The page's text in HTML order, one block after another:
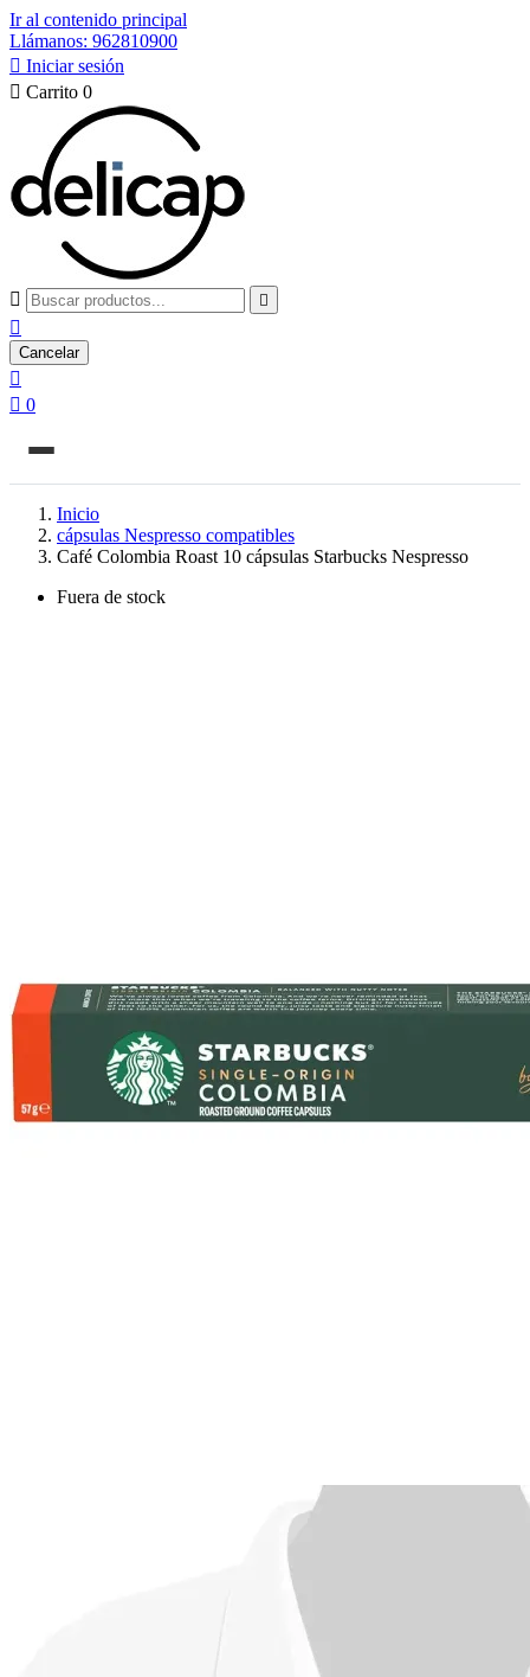
Ir al contenido principal
Llámanos: 962810900
 Iniciar sesión
 Carrito 0
 

Cancelar

 0
Inicio
cápsulas Nespresso compatibles
Café Colombia Roast 10 cápsulas Starbucks Nespresso
Fuera de stock